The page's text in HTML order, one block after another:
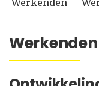
Werkenden
Werkenden